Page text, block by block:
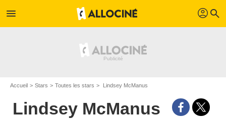
menu profil search
Accueil Stars Toutes les stars Lindsey McManus
Lindsey McManus